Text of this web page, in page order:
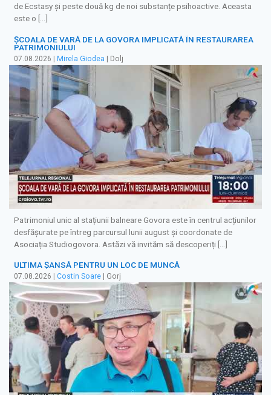
de Ecstasy și peste două kg de noi substanțe psihoactive. Aceasta
este o […]
ȘCOALA DE VARĂ DE LA GOVORA IMPLICATĂ ÎN RESTAURAREA
PATRIMONIULUI
07.08.2026 | Mirela Giodea | Dolj
Patrimoniul unic al stațiunii balneare Govora este în centrul acțiunilor
desfășurate pe întreg parcursul lunii august și coordonate de
Asociația Studiogovora. Astăzi vă invităm să descoperiți […]
ULTIMA ȘANSĂ PENTRU UN LOC DE MUNCĂ
07.08.2026 Costin Soare | Gorj